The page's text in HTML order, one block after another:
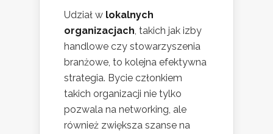
Udział w lokalnych
organizacjach, takich jak izby
handlowe czy stowarzyszenia
branżowe, to kolejna efektywna
strategia. Bycie członkiem
takich organizacji nie tylko
pozwala na networking, ale
również zwiększa szanse na